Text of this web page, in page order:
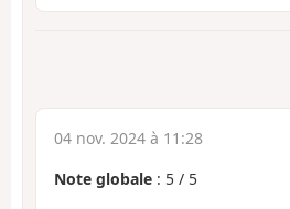
04 nov. 2024 à 11:28
Note globale : 5 / 5